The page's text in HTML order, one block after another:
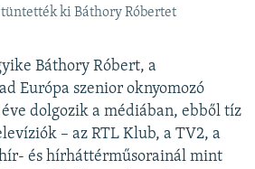
ki Báthory Róbertet
Báthory Róbert, a
Európa szenior oknyomozó
dolgozik a médiában, ebből tíz
– az RTL Klub, a TV2, a
és hírháttérműsorainál mint